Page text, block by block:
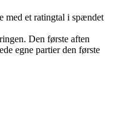
med et ratingtal i spændet
Den første aften
egne partier den første